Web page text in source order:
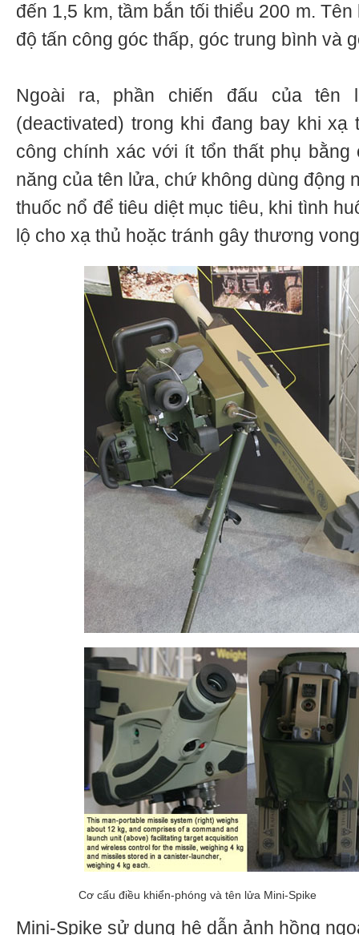
đến 1,5 km, tầm bắn tối thiểu 200 m.
độ tấn công góc thấp, góc trung bình và
Ngoài ra, phần chiến đấu của tên
(deactivated) trong khi đang bay khi xạ
công chính xác với ít tổn thất phụ
năng của tên lửa, chứ không dùng động
thuốc nổ để tiêu diệt mục tiêu, khi tình
lộ cho xạ thủ hoặc tránh gây thương
Cơ cấu điều khiển-phóng và tên lửa Mini-Spike
Mini-Spike sử dụng hệ dẫn ảnh hồng